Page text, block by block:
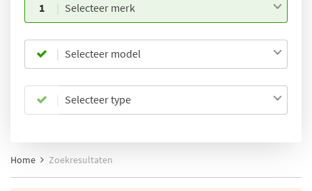
1 Selecteer merk
Selecteer model
Selecteer type
Home Zoekresultaten